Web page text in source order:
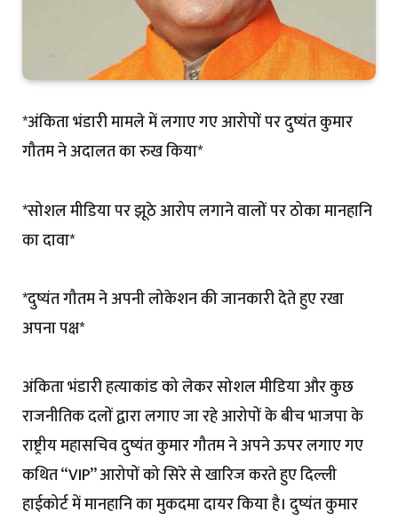
*अंकिता भंडारी मामले में लगाए गए आरोपों पर दुष्यंत कुमार
गौतम ने अदालत का रुख किया*
*सोशल मीडिया पर झूठे आरोप लगाने वालों पर ठोका मानहानि
का दावा*
*दुष्यंत गौतम ने अपनी लोकेशन की जानकारी देते हुए रखा
अपना पक्ष*
अंकिता भंडारी हत्याकांड को लेकर सोशल मीडिया और कुछ
राजनीतिक दलों द्वारा लगाए जा रहे आरोपों के बीच भाजपा के
राष्ट्रीय महासचिव दुष्यंत कुमार गौतम ने अपने ऊपर लगाए गए
कथित “VIP” आरोपों को सिरे से खारिज करते हुए दिल्ली
हाईकोर्ट में मानहानि का मुकदमा दायर किया है। दुष्यंत कुमार